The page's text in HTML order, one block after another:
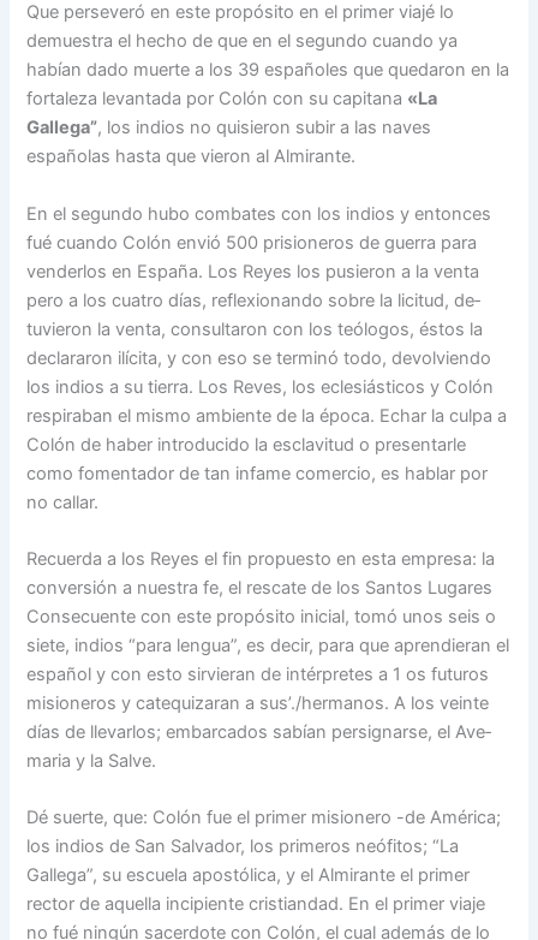
Que per­severó en este propósito en el primer viajé lo
demuestra el hecho de que en el segundo cuando ya
habían dado muer­te a los 39 españoles que que­daron en la
fortaleza levan­tada por Colón con su capi­tana «La
Gallega”, los in­dios no quisieron subir a las naves
españolas hasta que vieron al Almirante.
En el segundo hubo comba­tes con los indios y entonces
fué cuando Colón envió 500 prisioneros de guerra para
venderlos en España. Los Re­yes los pusieron a la venta
pero a los cuatro días, refle­xionando sobre la licitud, de­
tuvieron la venta, consulta­ron con los teólogos, éstos la
declararon ilícita, y con eso se terminó todo, devolviendo
los indios a su tierra. Los Re­ves, los eclesiásticos y Colón
respiraban el mismo ambien­te de la época. Echar la cul­pa a
Colón de haber introdu­cido la esclavitud o presen­tarle
como fomentador de tan infame comercio, es hablar por
no callar.
Recuerda a los Reyes el fin propuesto en esta empresa: la
conversión a nuestra fe, el rescate de los Santos Lugares
Consecuente con este propósito inicial, tomó unos seis o
siete, indios “para lengua”, es decir, para que aprendieran el
español y con esto sirvieran de intérpretes a 1 os futuros
misioneros y catequizaran a sus’./hermanos. A los veinte
días de llevarlos; embarcados sabían persignarse, el Ave­
maria y la Salve.
Dé suerte, que: Colón fue el primer misionero -de Améri­ca;
los indios de San Salva­dor, los primeros neófitos; “La
Gallega”, su escuela apos­tólica, y el Almirante el pri­mer
rector de aquella inci­piente cristiandad. En el pri­mer viaje
no fué ningún sa­cerdote con Colón, el cual además de lo